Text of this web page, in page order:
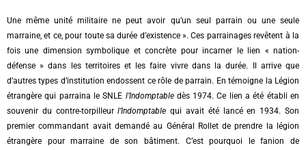
Une même unité militaire ne peut avoir qu’un seul parrain ou une seule
marraine, et ce, pour toute sa durée d’existence ». Ces parrainages revêtent à la
fois une dimension symbolique et concrète pour incarner le lien « nation-
défense » dans les territoires et les faire vivre dans la durée. Il arrive que
d’autres types d’institution endossent ce rôle de parrain. En témoigne la Légion
étrangère qui parraina le SNLE l’Indomptabledès 1974. Ce lien a été établi en
souvenir du contre-torpilleurl’Indomptable qui avait été lancé en 1934. Son
premier commandant avait demandé au Général Rollet de prendre la légion
étrangère pour marraine de son bâtiment. C’est pourquoi le fanion de